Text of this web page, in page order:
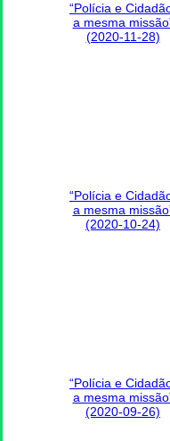
“Polícia e
a mesma
(2020-11-28)
“Polícia e
a mesma
(2020-10-24)
“Polícia e
a mesma
(2020-09-26)